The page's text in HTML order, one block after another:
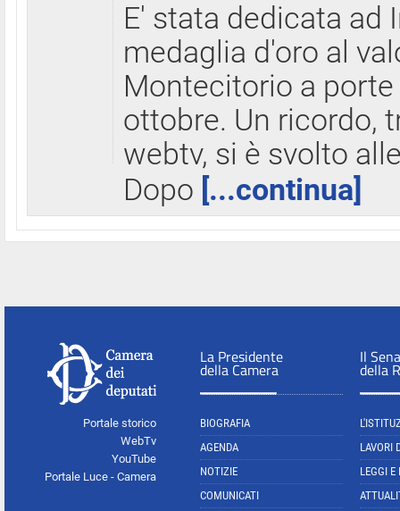
E' stata dedicata ad
medaglia d'oro al
Montecitorio a
ottobre. Un ricordo,
webtv, si è svolto
Dopo [...continua]
Portale storico
WebTv
YouTube
Portale Luce - Camera
La Presidente
della Camera
BIOGRAFIA
AGENDA
NOTIZIE
COMUNICATI
Il
della
LAVORI
LEGGI E